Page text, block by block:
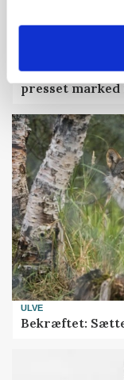
Uændret
presset
ULVE
Bekræftet: